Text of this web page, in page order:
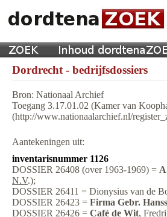
Dordrecht - bedrijfsdossiers
Bron: Nationaal Archief
Toegang 3.17.01.02 (Kamer van
(http://www.nationaalarchief.nl/
Aantekeningen uit:
inventarisnummer 1126
DOSSIER 26408 (over 1963-1969) =
N.V.);
DOSSIER 26411 = Dionysius van de
DOSSIER 26423 = Firma Gebr.
DOSSIER 26426 = Café de Wit,